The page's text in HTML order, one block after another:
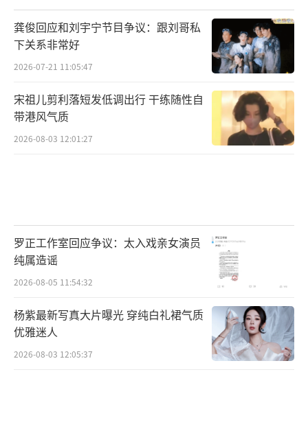
龚俊回应和刘宇宁节目争议：跟刘哥私
下关系非常好
2026-07-21 11:05:47
宋祖儿剪利落短发低调出行 干练随性自
带港风气质
2026-08-03 12:01:27
罗正工作室回应争议：太入戏亲女演员
纯属造谣
2026-08-05 11:54:32
杨紫最新写真大片曝光 穿纯白礼裙气质
优雅迷人
2026-08-03 12:05:37